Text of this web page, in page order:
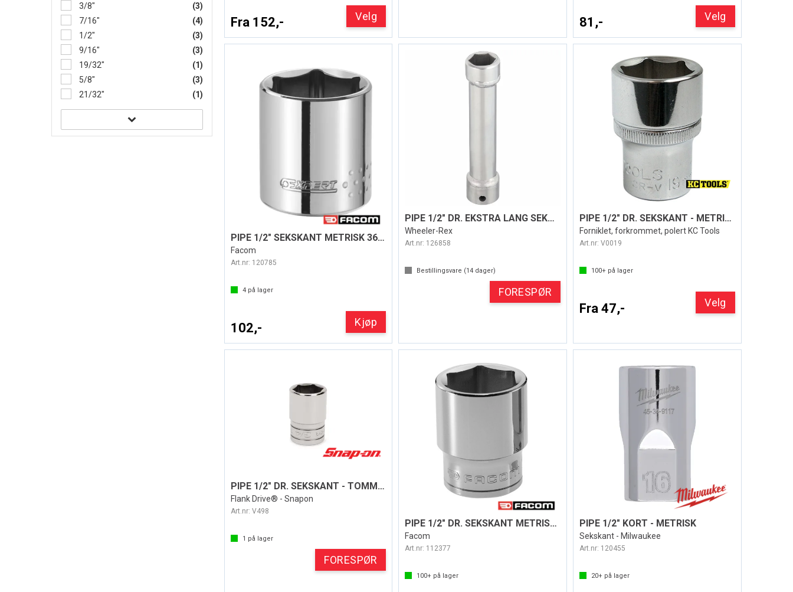
3/8"
(3)
7/16"
(4)
1/2"
(3)
9/16"
(3)
19/32"
(1)
5/8"
(3)
21/32"
(1)
Fra 152,- Velg 81,- Velg
PIPE 1/2" SEKSKANT METRISK 36MM
Facom
Art.nr: 120785
4på lager
102,- Kjøp
PIPE 1/2" DR. EKSTRA LANG SEKSKANT
Wheeler-Rex
Art.nr: 126858
Bestillingsvare (14 dager)
FORESPØR
PIPE 1/2" DR. SEKSKANT - METRISK
Forniklet, forkrommet, polert KC Tools
Art.nr:V0019
100+ på lager
Fra 47,- Velg
PIPE 1/2" DR. SEKSKANT - TOMMER
Flank Drive® - Snapon
Art.nr: V498
1 på lager
FORESPØR
PIPE 1/2" DR. SEKSKANT METRISK 8-34MM
Facom
Art.nr: 112377
100+ på lager
PIPE 1/2" KORT - METRISK
Sekskant - Milwaukee
Art.nr: 120455
20+ på lager